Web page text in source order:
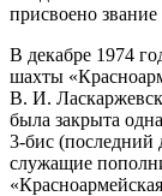
присвоено
В декабре 1974
шахты
В. И.
была закрыта
3-бис
служащие